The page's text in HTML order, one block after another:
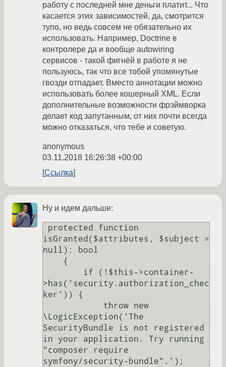
работу с последней мне деньги платит... Что
касается этих зависимостей, да, смотрится
тупо, но ведь совсем не обязательно их
использовать. Например, Doctrine в
контролере да и вообще autowiring
сервисов - такой фигнёй в работе я не
пользуюсь, так что все тобой упомянутые
гвозди отпадает. Вместо аннотации можно
использовать более кошерный XML. Если
дополнительные возможности фрэймворка
делает код запутанным, от них почти всегда
можно отказаться, что тебе и советую.
anonymous
03.11.2018 16:26:38 +00:00
Ссылка
Ну и идем дальше:
isGranted($attributes, $subject =
null): bool
>has('security.authorization_chec
ker')) {
\LogicException('The
SecurityBundle is not registered
in your application. Try running
"composer require
symfony/security-bundle".');